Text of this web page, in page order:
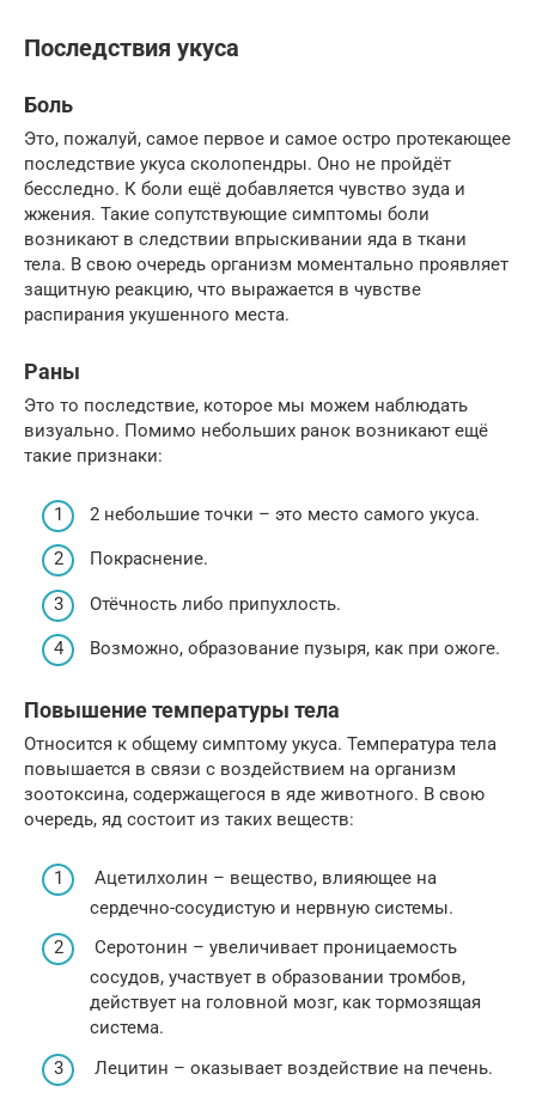
Последствия укуса
Боль
Это, пожалуй, самое первое и самое остро протекающее
последствие укуса сколопендры. Оно не пройдёт
бесследно. К боли ещё добавляется чувство зуда и
жжения. Такие сопутствующие симптомы боли
возникают в следствии впрыскивании яда в ткани
тела. В свою очередь организм моментально проявляет
защитную реакцию, что выражается в чувстве
распирания укушенного места.
Раны
Это то последствие, которое мы можем наблюдать
визуально. Помимо небольших ранок возникают ещё
такие признаки:
2 небольшие точки – это место самого укуса.
Покраснение.
Отёчность либо припухлость.
Возможно, образование пузыря, как при ожоге.
Повышение температуры тела
Относится к общему симптому укуса. Температура тела
повышается в связи с воздействием на организм
зоотоксина, содержащегося в яде животного. В свою
очередь, яд состоит из таких веществ:
Ацетилхолин – вещество, влияющее на
сердечно-сосудистую и нервную системы.
Серотонин – увеличивает проницаемость
сосудов, участвует в образовании тромбов,
действует на головной мозг, как тормозящая
система.
Лецитин – оказывает воздействие на печень.